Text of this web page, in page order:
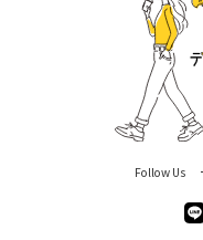
Follow Us